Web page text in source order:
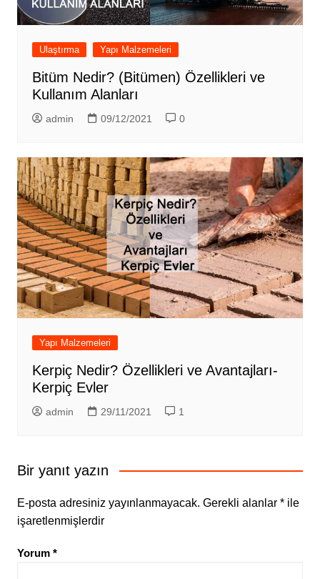
Ulaştırma Yapı Malzemeleri
Bitüm Nedir? (Bitümen) Özellikleri ve
Kullanım Alanları
admin 09/12/2021 0
Yapı Malzemeleri
Kerpiç Nedir? Özellikleri ve Avantajları-
Kerpiç Evler
admin 29/11/2021 1
Bir yanıt yazın
E-posta adresiniz yayınlanmayacak. Gerekli alanlar *ile
işaretlenmişlerdir
Yorum *